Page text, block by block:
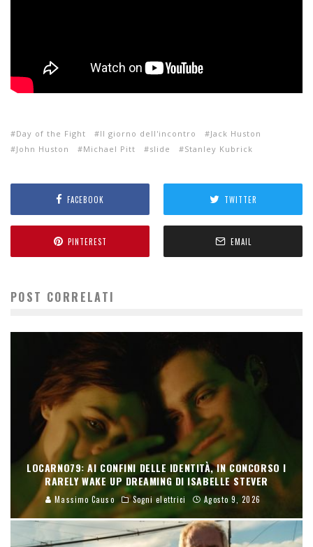
Day of the Fight Il giorno dell'incontro
Jack Huston
John Huston
Michael Pitt slide Stanley Kubrick
FACEBOOK TWITTER
PINTEREST EMAIL
POST CORRELATI
LOCARNO79: AI CONFINI DELLE IDENTITÀ, IN CONCORSO I
RARELY WAKE UP DREAMING DI ISABELLE STEVER
Massimo Causo Sogni elettrici Agosto 9, 2026